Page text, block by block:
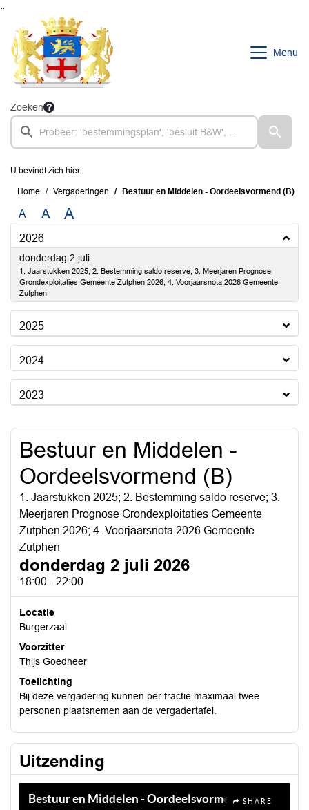
Ga naar de inhoud van deze pagina
Ga naar het zoeken
Ga naar het menu
Menu
Zoeken
U bevindt zich hier:
Home Vergaderingen Bestuur en Middelen - Oordeelsvormend (B)
A A A
2026
donderdag 2 juli2026
1. Jaarstukken 2025; 2. Bestemming saldo reserve; 3. Meerjaren Prognose
Grondexploitaties Gemeente Zutphen 2026; 4. Voorjaarsnota 2026 Gemeente
Zutphen
2025
2024
2023
Bestuur en Middelen -
Oordeelsvormend (B)
1. Jaarstukken 2025; 2. Bestemming saldo reserve; 3.
Meerjaren Prognose Grondexploitaties Gemeente
Zutphen 2026; 4. Voorjaarsnota 2026 Gemeente
Zutphen
donderdag 2 juli 2026
18:00 - 22:00
Locatie
Burgerzaal
Voorzitter
Thijs Goedheer
Toelichting
Bij deze vergadering kunnen per fractie maximaal twee
personen plaatsnemen aan de vergadertafel.
Uitzending